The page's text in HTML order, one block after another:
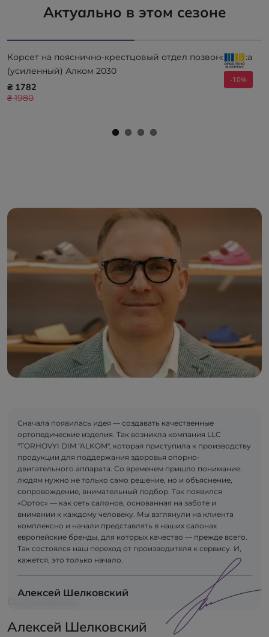
Актуально в этом сезоне
-10%
Корсет на пояснично-крестцовый отдел позвоночника
(усиленный) Алком 2030
₴ 1782
₴ 1980
Сначала появилась идея — создавать качественные
ортопедические изделия. Так возникла компания LLC
"TORHOVYI DIM "ALKOM", которая приступила к производству
продукции для поддержания здоровья опорно-
двигательного аппарата. Со временем пришло понимание:
людям нужно не только само решение, но и объяснение,
сопровождение, внимательный подбор. Так появился
«Ортос» — как сеть салонов, основанная на заботе и
внимании к каждому человеку. Мы взглянули на клиента
комплексно и начали представлять в наших салонах
европейские бренды, для которых качество — прежде всего.
Так состоялся наш переход от производителя к сервису. И,
кажется, это только начало.
Алексей Шелковский
Алексей Шелковский